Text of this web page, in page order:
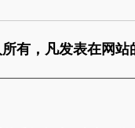
有，凡发表在网站